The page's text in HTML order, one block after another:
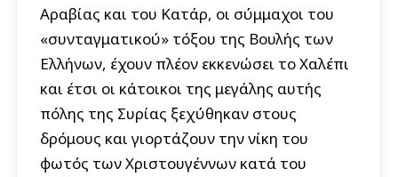
Αραβίας και του Κατάρ, οι σύμμαχοι του
«συνταγματικού» τόξου της Βουλής των
Ελλήνων, έχουν πλέον εκκενώσει το Χαλέπι
και έτσι οι κάτοικοι της μεγάλης αυτής
πόλης της Συρίας ξεχύθηκαν στους
δρόμους και γιορτάζουν την νίκη του
φωτός των Χριστουγέννων κατά του